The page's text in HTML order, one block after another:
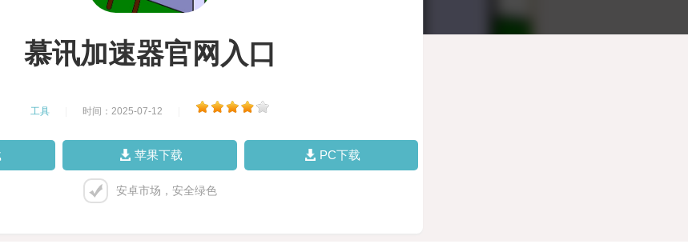
慕讯加速器官网入口
工具 时间：2025-07-12
苹果下载 PC下载
安卓市场，安全绿色